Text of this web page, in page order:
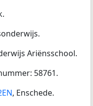
Ariënsschool.
58761.
, Enschede.